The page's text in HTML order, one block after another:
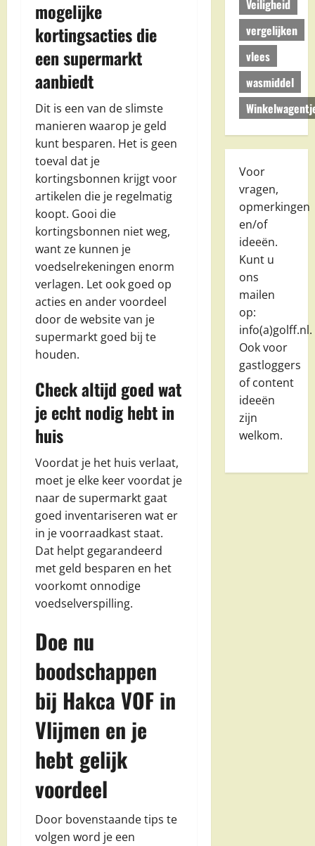
mogelijke
kortingsacties die
een supermarkt
aanbiedt
Dit is een van de slimste
manieren waarop je geld
kunt besparen. Het is geen
toeval dat je
kortingsbonnen krijgt voor
artikelen die je regelmatig
koopt. Gooi die
kortingsbonnen niet weg,
want ze kunnen je
voedselrekeningen enorm
verlagen. Let ook goed op
acties en ander voordeel
door de website van je
supermarkt goed bij te
houden.
Check altijd goed wat
je echt nodig hebt in
huis
Voordat je het huis verlaat,
moet je elke keer voordat je
naar de supermarkt gaat
goed inventariseren wat er
in je voorraadkast staat.
Dat helpt gegarandeerd
met geld besparen en het
voorkomt onnodige
voedselverspilling.
Doe nu
boodschappen
bij Hakca VOF in
Vlijmen en je
hebt gelijk
voordeel
Door bovenstaande tips te
volgen word je een
Veiligheid
vergelijken
vlees
wasmiddel
Voor
vragen,
opmerkingen
en/of
ideeën.
Kunt u
ons
mailen
op:
info(a)golff.nl.
Ook voor
gastloggers
of content
ideeën
zijn
welkom.